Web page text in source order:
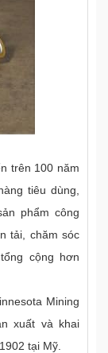
trên 100 năm
tiêu dùng,
phẩm công
tải, chăm sóc
cộng hơn
Mining
xuất và khai
tại Mỹ.